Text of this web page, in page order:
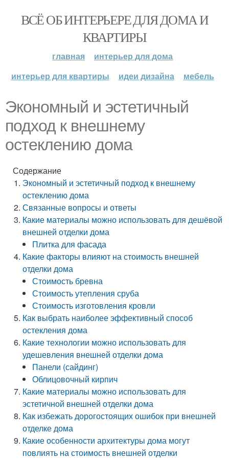
ВСЁ ОБ ИНТЕРЬЕРЕ ДЛЯ ДОМА И
КВАРТИРЫ
главная
интерьер для дома
интерьер для квартиры
идеи дизайна мебель
Экономный и эстетичный
подход к внешнему
остеклению дома
Содержание
Экономный и эстетичный подход к внешнему
остеклению дома
Связанные вопросы и ответы
Какие материалы можно использовать для дешёвой
внешней отделки дома
Плитка для фасада
Какие факторы влияют на стоимость внешней
отделки дома
Стоимость бревна
Стоимость утепления сруба
Стоимость изготовления кровли
Как выбрать наиболее эффективный способ
остекления дома
Какие технологии можно использовать для
удешевления внешней отделки дома
Панели (сайдинг)
Облицовочный кирпич
Какие материалы можно использовать для
эстетичной внешней отделки дома
Как избежать дорогостоящих ошибок при внешней
отделке дома
Какие особенности архитектуры дома могут
повлиять на стоимость внешней отделки